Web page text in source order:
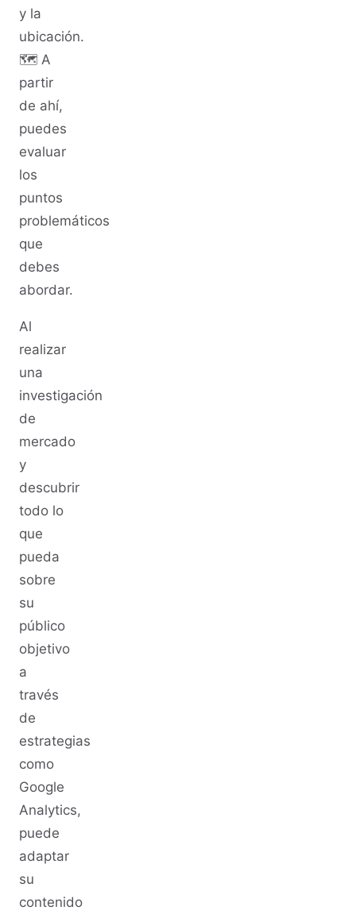
y la
ubicación.
🗺 A
partir
de ahí,
puedes
evaluar
los
puntos
problemáticos
que
debes
abordar.
Al
realizar
una
investigación
de
mercado
y
descubrir
todo lo
que
pueda
sobre
su
público
objetivo
a
través
de
estrategias
como
Google
Analytics,
puede
adaptar
su
contenido